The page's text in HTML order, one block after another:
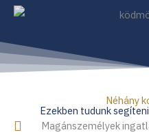
Néhány
Ezekben tudunk
Magánszemélyek